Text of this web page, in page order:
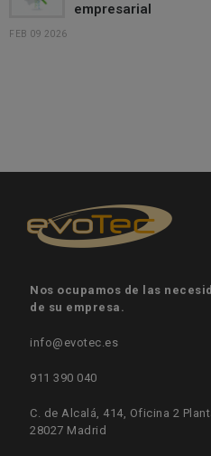
empresarial
FEB 09 2026
Nos ocupamos de las
de su empresa.
info@evotec.es
911 390 040
C. de Alcalá, 414, Oficina 2
28027 Madrid